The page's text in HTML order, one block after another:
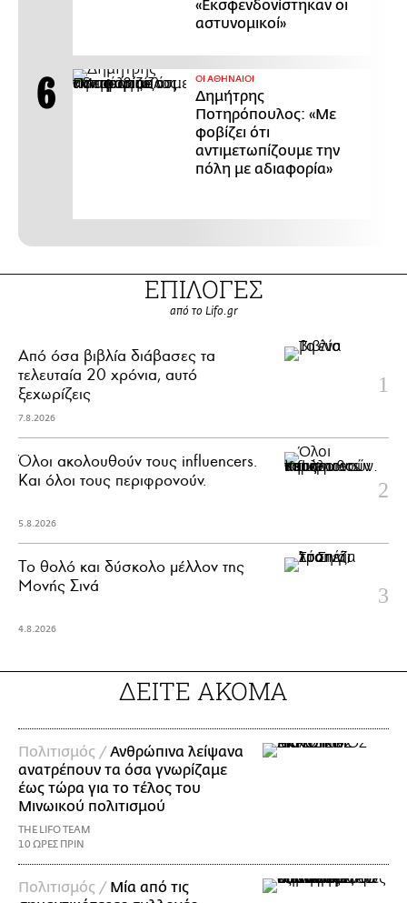
«Εκσφενδονίστηκαν οι
αστυνομικοί»
ΟΙ ΑΘΗΝΑΙΟΙ
Δημήτρης
Ποτηρόπουλος: «Με
φοβίζει ότι
αντιμετωπίζουμε την
πόλη με αδιαφορία»
ΕΠΙΛΟΓΕΣ
από το Lifo.gr
Από όσα βιβλία διάβασες τα
τελευταία 20 χρόνια, αυτό
ξεχωρίζεις
7.8.2026
Όλοι ακολουθούν τους influencers.
Και όλοι τους περιφρονούν.
5.8.2026
Το θολό και δύσκολο μέλλον της
Μονής Σινά
4.8.2026
ΔΕΙΤΕ ΑΚΟΜΑ
Πολιτισμός /Ανθρώπινα λείψανα
ανατρέπουν τα όσα γνωρίζαμε
έως τώρα για το τέλος του
Μινωικού πολιτισμού
THE LIFO TEAM
10 ΩΡΕΣ ΠΡΙΝ
Πολιτισμός / Μία από τις